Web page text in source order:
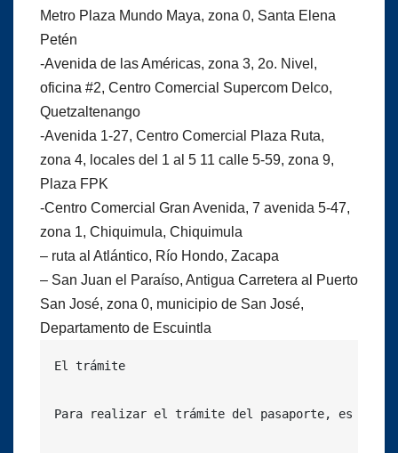
Metro Plaza Mundo Maya, zona 0, Santa Elena
Petén
-Avenida de las Américas, zona 3, 2o. Nivel,
oficina #2, Centro Comercial Supercom Delco,
Quetzaltenango
-Avenida 1-27, Centro Comercial Plaza Ruta,
zona 4, locales del 1 al 5 11 calle 5-59, zona 9,
Plaza FPK
-Centro Comercial Gran Avenida, 7 avenida 5-47,
zona 1, Chiquimula, Chiquimula
– ruta al Atlántico, Río Hondo, Zacapa
– San Juan el Paraíso, Antigua Carretera al Puerto
San José, zona 0, municipio de San José,
Departamento de Escuintla
El trámite
Para realizar el trámite del pasaporte, es